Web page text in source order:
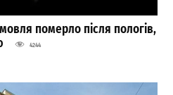
померло після пологів,
4244